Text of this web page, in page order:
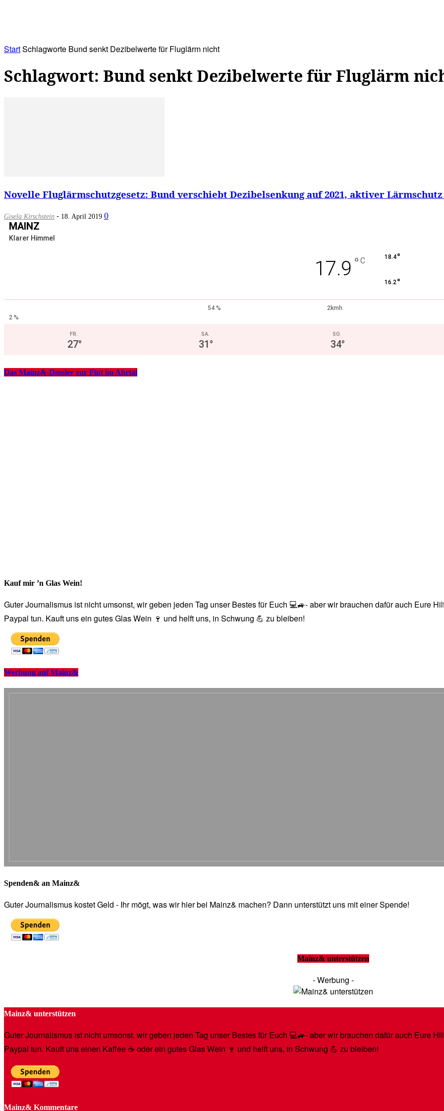
StartSchlagworte Bund senkt Dezibelwerte für Fluglärm nicht
Schlagwort: Bund senkt Dezibelwerte für Fluglärm
Novelle Fluglärmschutzgesetz: Bund verschiebt Dezibelsenkung auf 2021, aktiver
Gisela Kirschstein - 18. April 2019 0
MAINZ
Klarer Himmel
17.9 ° C 18.4°
16.2°
54 %
2kmh
2 %
FR.
27°
SA.
31°
SO.
34°
Das Mainz&-Dossier zur Flut im Ahrtal
Kauf mir ’n Glas Wein!
Guter Journalismus ist nicht umsonst, wir geben jeden Tag unser Bestes für Euch 💻🚙- aber wir brauchen dafür auch Eure
Paypal tun. Kauft uns ein gutes Glas Wein 🍷 und helft uns, in Schwung 💪 zu bleiben!
Werbung auf Mainz&
Spenden& an Mainz&
Guter Journalismus kostet Geld - Ihr mögt, was wir hier bei Mainz& machen? Dann unterstützt uns mit einer Spende!
Mainz& unterstützen
- Werbung -
Mainz& unterstützen
Guter Journalismus ist nicht umsonst, wir geben jeden Tag unser Bestes für Euch 💻🚙- aber wir brauchen dafür auch Eure
Paypal tun. Kauft uns einen Kaffee ☕️ oder ein gutes Glas Wein 🍷 und helft uns, in Schwung 💪 zu bleiben!
Mainz& Kommentare